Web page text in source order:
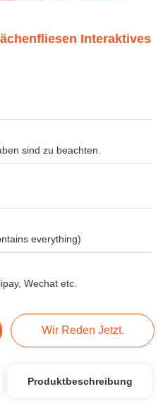
Interaktives
sind zu beachten.
everything)
Wechat etc.
Wir Reden Jetzt.
Produktbeschreibung